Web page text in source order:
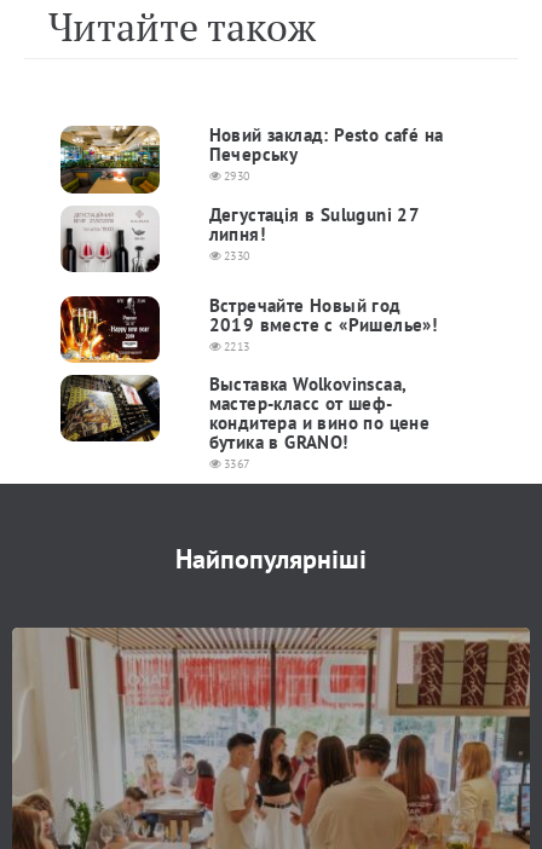
Читайте також
Новий заклад: Pesto café на
Печерську
2930
Дегустація в Suluguni 27
липня!
2330
Встречайте Новый год
2019 вместе с «Ришелье»!
2213
Выставка Wolkovinscaa,
мастер-класс от шеф-
кондитера и вино по цене
бутика в GRANO!
3367
Найпопулярніші